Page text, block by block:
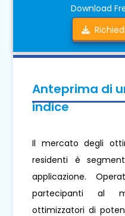
Download
Anteprima di
indice
Il mercato degli
residenti è
applicazione.
partecipanti al
ottimizzatori di